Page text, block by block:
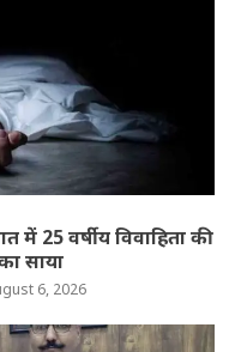
25 वर्षीय विवाहिता की
साया
6, 2026